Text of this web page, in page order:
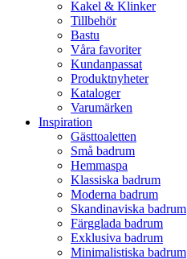
Kakel & Klinker
Tillbehör
Bastu
Våra favoriter
Kundanpassat
Produktnyheter
Kataloger
Varumärken
Inspiration
Gästtoaletten
Små badrum
Hemmaspa
Klassiska badrum
Moderna badrum
Skandinaviska badrum
Färgglada badrum
Exklusiva badrum
Minimalistiska badrum